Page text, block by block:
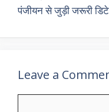
पंजीयन से जुड़ी जरूरी
Leave a